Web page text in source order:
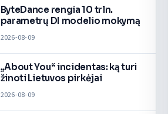
ByteDance rengia 10 trln.
parametrų DI modelio mokymą
2026-08-09
„About You“ incidentas: ką turi
žinoti Lietuvos pirkėjai
2026-08-09